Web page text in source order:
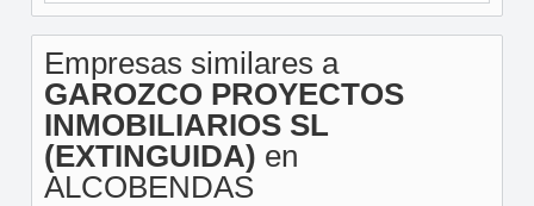
Empresas similares a
GAROZCO PROYECTOS
INMOBILIARIOS SL
(EXTINGUIDA) en
ALCOBENDAS